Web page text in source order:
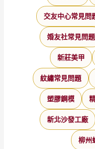
交友中心常見問
婚友社常見問題
新莊美甲
紋繡常見問題
塑膠鋼模
新北沙發工廠
柳州